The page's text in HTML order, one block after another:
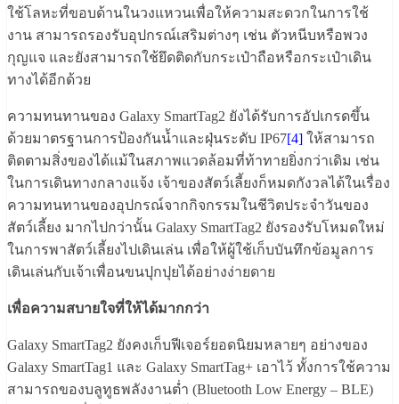
ใช้โลหะที่ขอบด้านในวงแหวนเพื่อให้ความสะดวกในการใช้
งาน สามารถรองรับอุปกรณ์เสริมต่างๆ เช่น ตัวหนีบหรือพวง
กุญแจ และยังสามารถใช้ยึดติดกับกระเป๋าถือหรือกระเป๋าเดิน
ทางได้อีกด้วย
ความทนทานของ Galaxy SmartTag2 ยังได้รับการอัปเกรดขึ้น
ด้วยมาตรฐานการป้องกันน้ำและฝุ่นระดับ IP67[4] ให้สามารถ
ติดตามสิ่งของได้แม้ในสภาพแวดล้อมที่ท้าทายยิ่งกว่าเดิม เช่น
ในการเดินทางกลางแจ้ง เจ้าของสัตว์เลี้ยงก็หมดกังวลได้ในเรื่อง
ความทนทานของอุปกรณ์จากกิจกรรมในชีวิตประจำวันของ
สัตว์เลี้ยง มากไปกว่านั้น Galaxy SmartTag2 ยังรองรับโหมดใหม่
ในการพาสัตว์เลี้ยงไปเดินเล่น เพื่อให้ผู้ใช้เก็บบันทึกข้อมูลการ
เดินเล่นกับเจ้าเพื่อนขนปุกปุยได้อย่างง่ายดาย
เพื่อความสบายใจที่ให้ได้มากกว่า
Galaxy SmartTag2 ยังคงเก็บฟีเจอร์ยอดนิยมหลายๆ อย่างของ
Galaxy SmartTag1 และ Galaxy SmartTag+ เอาไว้ ทั้งการใช้ความ
สามารถของบลูทูธพลังงานต่ำ (Bluetooth Low Energy – BLE)